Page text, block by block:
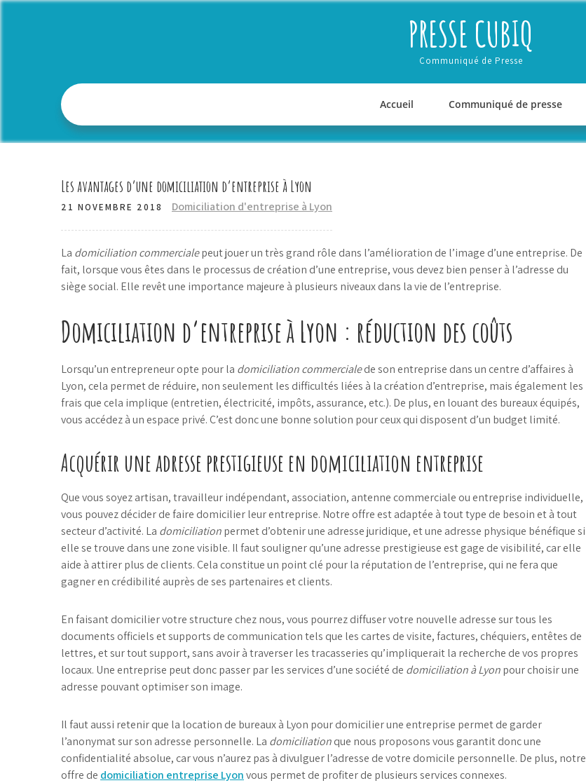
Skip
PRESSE CUBIQ
Communiqué de Presse
Accueil Communiqué de presse
Les avantages d’une domiciliation d’entreprise à Lyon
21 NOVEMBRE 2018 Domiciliation d'entreprise à Lyon
La domiciliation commercialepeut jouer un très grand rôle dans l’amélioration de l’image d’une entreprise. De
fait, lorsque vous êtes dans le processus de création d’une entreprise, vous devez bien penser à l’adresse du
siège social. Elle revêt une importance majeure à plusieurs niveaux dans la vie de l’entreprise.
Domiciliation d’entreprise à Lyon : réduction des coûts
Lorsqu’un entrepreneur opte pour la domiciliation commercialede son entreprise dans un centre d’affaires à
Lyon, cela permet de réduire, non seulement les difficultés liées à la création d’entreprise, mais également les
frais que cela implique (entretien, électricité, impôts, assurance, etc.). De plus, en louant des bureaux équipés,
vous accédez à un espace privé. C’est donc une bonne solution pour ceux qui disposent d’un budget limité.
Acquérir une adresse prestigieuse en domiciliation entreprise
Que vous soyez artisan, travailleur indépendant, association, antenne commerciale ou entreprise individuelle,
vous pouvez décider de faire domicilier leur entreprise. Notre offre est adaptée à tout type de besoin et à tout
secteur d’activité. La domiciliationpermet d’obtenir une adresse juridique, et une adresse physique bénéfique si
elle se trouve dans une zone visible. Il faut souligner qu’une adresse prestigieuse est gage de visibilité, car elle
aide à attirer plus de clients. Cela constitue un point clé pour la réputation de l’entreprise, qui ne fera que
gagner en crédibilité auprès de ses partenaires et clients.
En faisant domicilier votre structure chez nous, vous pourrez diffuser votre nouvelle adresse sur tous les
documents officiels et supports de communication tels que les cartes de visite, factures, chéquiers, entêtes de
lettres, et sur tout support, sans avoir à traverser les tracasseries qu’impliquerait la recherche de vos propres
locaux. Une entreprise peut donc passer par les services d’une société de domiciliation à Lyonpour choisir une
adresse pouvant optimiser son image.
Il faut aussi retenir que la location de bureaux à Lyon pour domicilier une entreprise permet de garder
l’anonymat sur son adresse personnelle. La domiciliationque nous proposons vous garantit donc une
confidentialité absolue, car vous n’aurez pas à divulguer l’adresse de votre domicile personnelle. De plus, notre
offre de domiciliation entreprise Lyonvous permet de profiter de plusieurs services connexes.